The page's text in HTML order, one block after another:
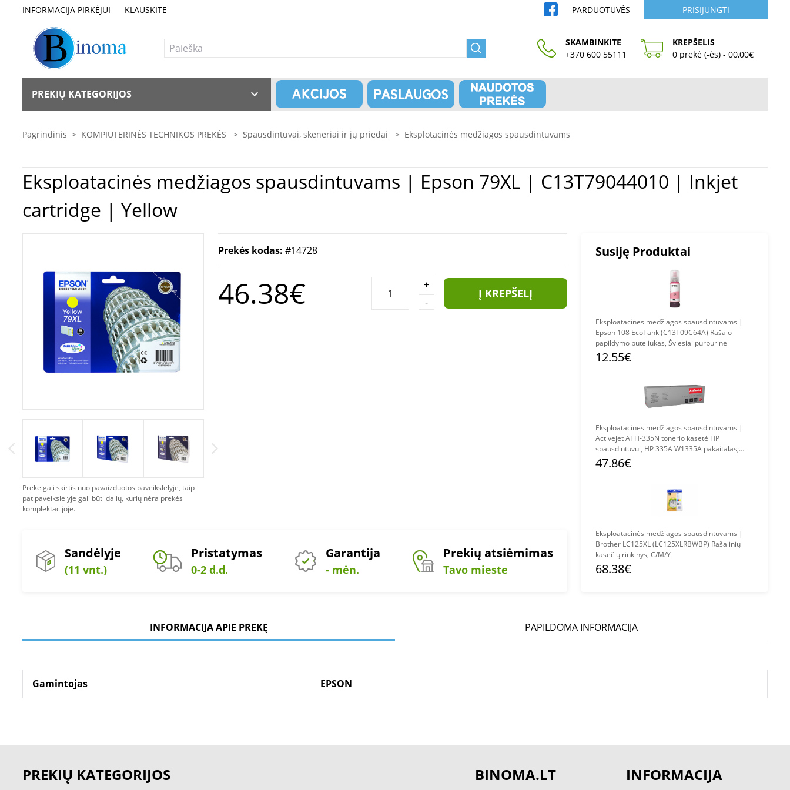
INFORMACIJA PIRKĖJUI KLAUSKITE PARDUOTUVĖS PRISIJUNGTI
SKAMBINKITE
+370 600 55111
KREPŠELIS
0 prekė (-ės) - 00,00€
PREKIŲ KATEGORIJOS
Pagrindinis > KOMPIUTERINĖS TECHNIKOS PREKĖS > Spausdintuvai, skeneriai ir jų priedai > Eksplotacinės medžiagos spausdintuvams
Eksploatacinės medžiagos spausdintuvams | Epson 79XL | C13T79044010 | Inkjet
cartridge | Yellow
Prekė gali skirtis nuo pavaizduotos paveikslėlyje, taip
pat paveikslėlyje gali būti dalių, kurių nėra prekės
komplektacijoje.
Prekės kodas: #14728
46.38€
+
-
Į KREPŠELĮ
Sandėlyje
(11 vnt.)
Pristatymas
0-2 d.d.
Garantija
- mėn.
Prekių atsiėmimas
Tavo mieste
Susiję Produktai
Eksploatacinės medžiagos spausdintuvams |
Epson 108 EcoTank (C13T09C64A) Rašalo
papildymo buteliukas, Šviesiai purpurinė
12.55€
Eksploatacinės medžiagos spausdintuvams |
Activejet ATH-335N tonerio kasetė HP
spausdintuvui, HP 335A W1335A pakaitalas;
Supreme; 7400 puslapių; juoda)
47.86€
Eksploatacinės medžiagos spausdintuvams |
Brother LC125XL (LC125XLRBWBP) Rašalinių
kasečių rinkinys, C/M/Y
68.38€
INFORMACIJA APIE PREKĘ PAPILDOMA INFORMACIJA
Gamintojas EPSON
PREKIŲ KATEGORIJOS BINOMA.LT INFORMACIJA